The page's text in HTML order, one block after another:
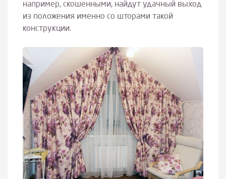
например, скошенными, найдут удачный выход
из положения именно со шторами такой
конструкции.